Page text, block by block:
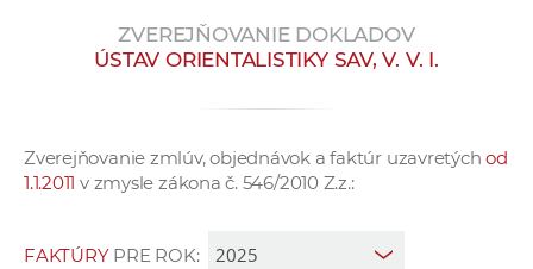
r
ZVEREJŇOVANIE DOKLADOV
ÚSTAV ORIENTALISTIKY SAV, V. V. I.
Zverejňovanie zmlúv, objednávok a faktúr uzavretýchod
1.1.2011 v zmysle zákona č. 546/2010 Z.z.:
FAKTÚRYPRE ROK: